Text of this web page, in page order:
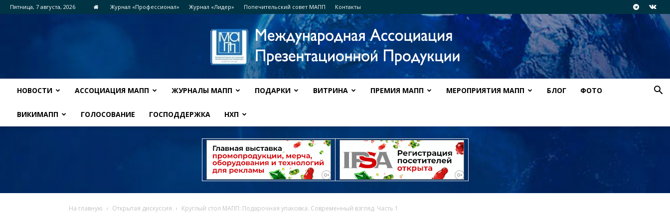
Пятница, 7 августа, 2026 Журнал «Профессионал» Журнал «Лидер» Попечительский совет МАПП Контакты
НОВОСТИ АССОЦИАЦИЯ МАПП ЖУРНАЛЫ МАПП ПОДАРКИ ВИТРИНА ПРЕМИЯ МАПП МЕРОПРИЯТИЯ МАПП БЛОГ ФОТО
ВИКИМАПП ГОЛОСОВАНИЕ ГОСПОДДЕРЖКА НХП
На главную Открытая дискуссия Круглый стол МАПП: Подарочная упаковка. Современный взгляд. Часть 1